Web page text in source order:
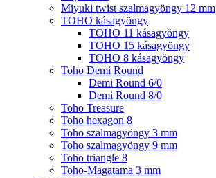
Miyuki twist szalmagyöngy 12 mm
TOHO kásagyöngy
TOHO 11 kásagyöngy
TOHO 15 kásagyöngy
TOHO 8 kásagyöngy
Toho Demi Round
Demi Round 6/0
Demi Round 8/0
Toho Treasure
Toho hexagon 8
Toho szalmagyöngy 3 mm
Toho szalmagyöngy 9 mm
Toho triangle 8
Toho-Magatama 3 mm